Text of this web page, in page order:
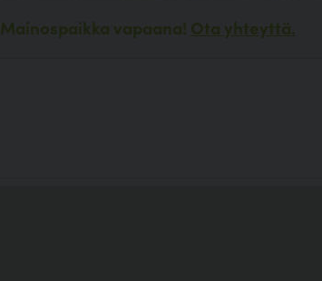
Mainospaikka vapaana! Ota yhteyttä.